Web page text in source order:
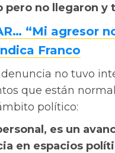
no llegaron y
“Mi agresor
Franco
no tuvo
que están
político:
es un
en espacios